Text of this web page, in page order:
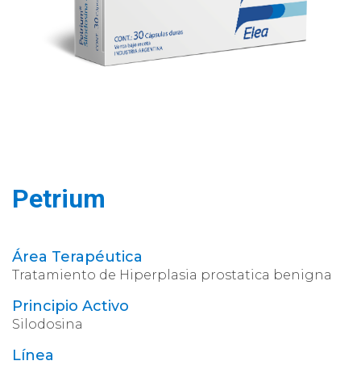
Petrium
Área Terapéutica
Tratamiento de Hiperplasia prostatica benigna
Principio Activo
Silodosina
Línea